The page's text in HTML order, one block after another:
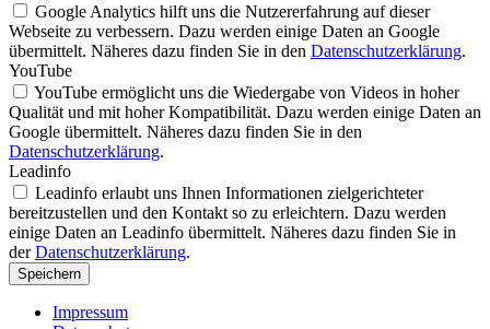
Google Analytics hilft uns die Nutzererfahrung auf dieser
Webseite zu verbessern. Dazu werden einige Daten an Google
übermittelt. Näheres dazu finden Sie in den Datenschutzerklärung.
YouTube
YouTube ermöglicht uns die Wiedergabe von Videos in hoher
Qualität und mit hoher Kompatibilität. Dazu werden einige Daten an
Google übermittelt. Näheres dazu finden Sie in den
Datenschutzerklärung.
Leadinfo
Leadinfo erlaubt uns Ihnen Informationen zielgerichteter
bereitzustellen und den Kontakt so zu erleichtern. Dazu werden
einige Daten an Leadinfo übermittelt. Näheres dazu finden Sie in
derDatenschutzerklärung.
Speichern
Impressum